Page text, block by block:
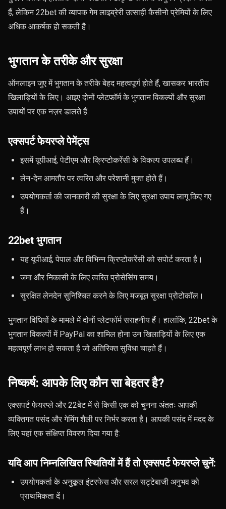
हैं, लेकिन 22bet की व्यापक गेम लाइब्रेरी उत्साही कैसीनो प्रेमियों के लिए
अधिक आकर्षक हो सकती है।
भुगतान के तरीके और सुरक्षा
ऑनलाइन जुए में भुगतान के तरीके बेहद महत्वपूर्ण होते हैं, खासकर भारतीय
खिलाड़ियों के लिए। आइए दोनों प्लेटफॉर्म के भुगतान विकल्पों और सुरक्षा
उपायों पर एक नज़र डालते हैं:
एक्सपर्ट फेयरप्ले पेमेंट्स
इसमें यूपीआई, पेटीएम और क्रिप्टोकरेंसी के विकल्प उपलब्ध हैं।
लेन-देन आमतौर पर त्वरित और परेशानी मुक्त होते हैं।
उपयोगकर्ता की जानकारी की सुरक्षा के लिए सुरक्षा उपाय लागू किए गए
हैं।
22bet भुगतान
यह यूपीआई, पेपाल और विभिन्न क्रिप्टोकरेंसी को सपोर्ट करता है।
जमा और निकासी के लिए त्वरित प्रोसेसिंग समय।
सुरक्षित लेनदेन सुनिश्चित करने के लिए मजबूत सुरक्षा प्रोटोकॉल।
भुगतान विधियों के मामले में दोनों प्लेटफॉर्म सराहनीय हैं। हालांकि, 22bet के
भुगतान विकल्पों में PayPal का शामिल होना उन खिलाड़ियों के लिए एक
महत्वपूर्ण लाभ हो सकता है जो अतिरिक्त सुविधा चाहते हैं।
निष्कर्ष: आपके लिए कौन सा बेहतर है?
एक्सपर्ट फेयरप्ले और 22बेट में से किसी एक को चुनना अंततः आपकी
व्यक्तिगत पसंद और गेमिंग शैली पर निर्भर करता है। आपकी पसंद में मदद के
लिए यहां एक संक्षिप्त विवरण दिया गया है:
यदि आप निम्नलिखित स्थितियों में हैं तो एक्सपर्ट फेयरप्ले चुनें:
उपयोगकर्ता के अनुकूल इंटरफेस और सरल सट्टेबाजी अनुभव को
प्राथमिकता दें।